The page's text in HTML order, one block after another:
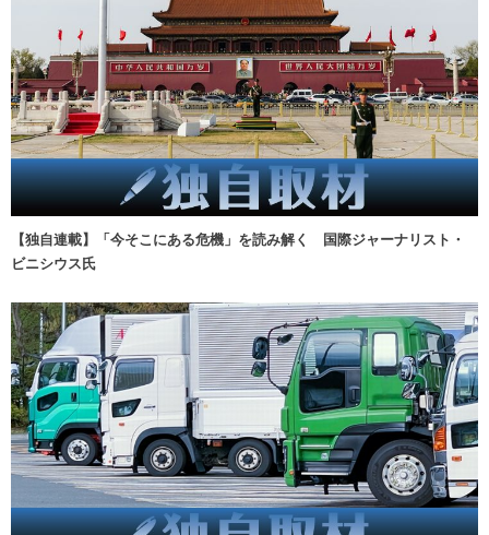
【独自連載】「今そこにある危機」を読み解く 国際ジャーナリスト・
ビニシウス氏